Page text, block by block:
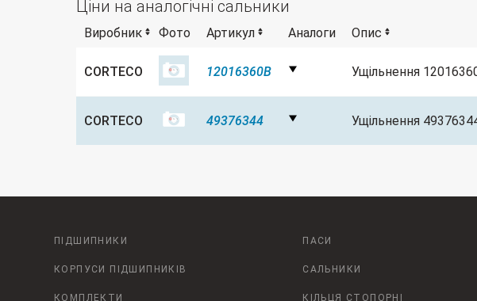
Ціни на аналогічні сальники
Виробник Фото Артикул Аналоги Опис
CORTECO 12016360B Ущільнення
CORTECO 49376344 Ущільнення
ПІДШИПНИКИ
КОРПУСИ ПІДШИПНИКІВ
КОМПЛЕКТИ
ПАСИ
САЛЬНИКИ
КІЛЬЦЯ СТОПОРНІ